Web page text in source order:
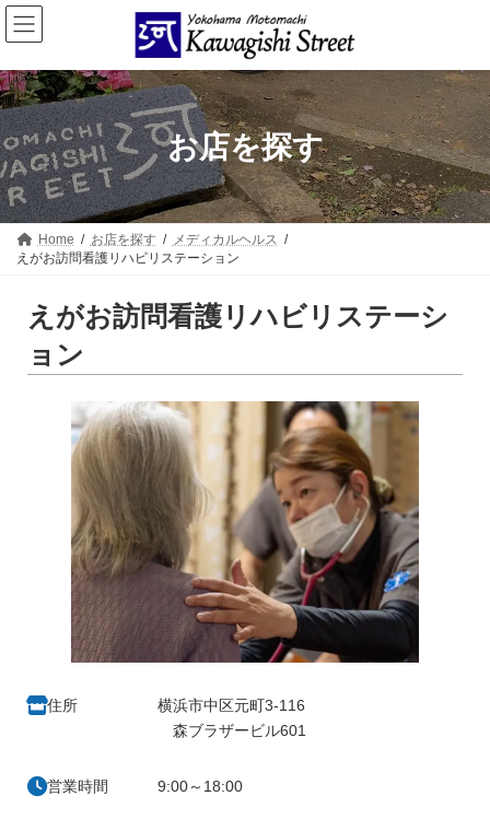
コ
ン
テ
ン
ツ
へ
ス
キ
ッ
プ
ナ
ビ
ゲ
ー
シ
ョ
ン
に
移
動
お店を探す
Home お店を探す
メディカルヘルス
えがお訪問看護リハビリステーション
えがお訪問看護リハビリステーシ
ョン
住所
横浜市中区元町3-116
森ブラザービル601
営業時間 9:00～18:00